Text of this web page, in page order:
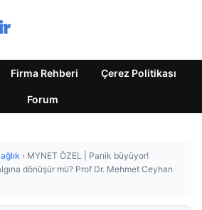
Firma Rehberi Çerez Politikası
Forum
› MYNET ÖZEL | Panik büyüyor!
dönüşür mü? Prof Dr. Mehmet Ceyhan